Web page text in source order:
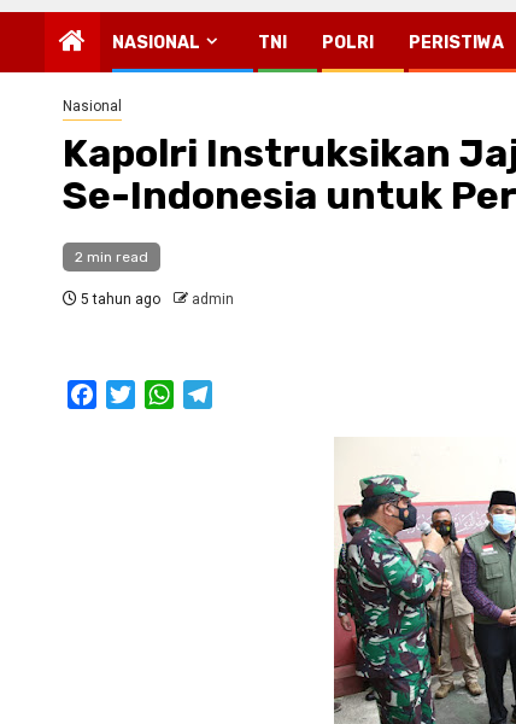
NASIONAL TNI POLRI PERISTIWA
Nasional
Kapolri Instruksikan
Se-Indonesia untuk
2 min read
5 tahun ago admin
FacebookTwitterWhatsApp